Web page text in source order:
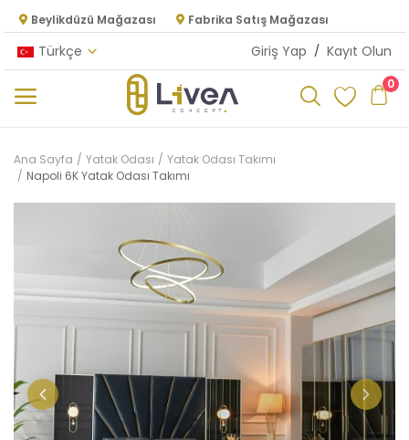
Beylikdüzü Mağazası Fabrika Satış Mağazası
Türkçe Giriş Yap / Kayıt Olun
0
Kategoriler
Ana Menü
Dolap
Ana Sayfa Yatak Odası
Yatak Odası Takımı
Napoli 6K Yatak Odası Takımı